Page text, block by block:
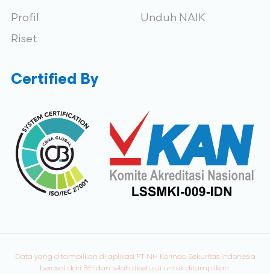
Profil
Riset
Unduh NAIK
Certified By
Data yang ditampilkan di aplikasi PT NH Korindo Sekuritas Indonesia
berasal dari BEI dan telah disetujui untuk ditampilkan.